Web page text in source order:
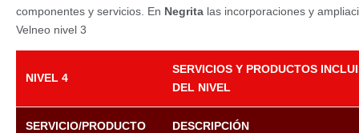
componentes y servicios. En Negrita las incorporaciones y
Velneo nivel 3
NIVEL 4
SERVICIOS Y PRODUCTOS
DEL NIVEL
SERVICIO/PRODUCTO DESCRIPCIÓN